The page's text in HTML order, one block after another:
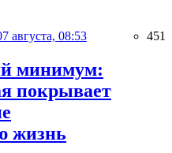
августа, 08:53 451
минимум:
покрывает
жизнь